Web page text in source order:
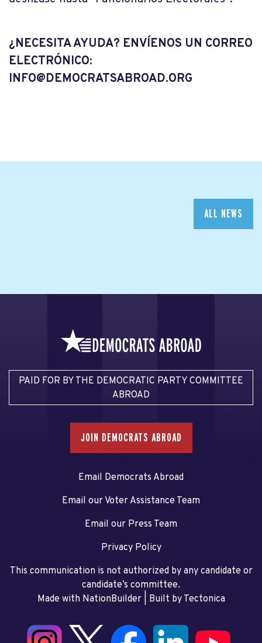
¿NECESITA AYUDA? ENVÍENOS UN CORREO
ELECTRÓNICO:
INFO@DEMOCRATSABROAD.ORG
ALL NEWS
PAID FOR BY THE DEMOCRATIC PARTY COMMITTEE
ABROAD
JOIN DEMOCRATS ABROAD
Email Democrats Abroad
Email our Voter Assistance Team
Email our Press Team
Privacy Policy
This communication is not authorized by any candidate or
candidate’s committee.
Made with NationBuilder| Built by Tectonica